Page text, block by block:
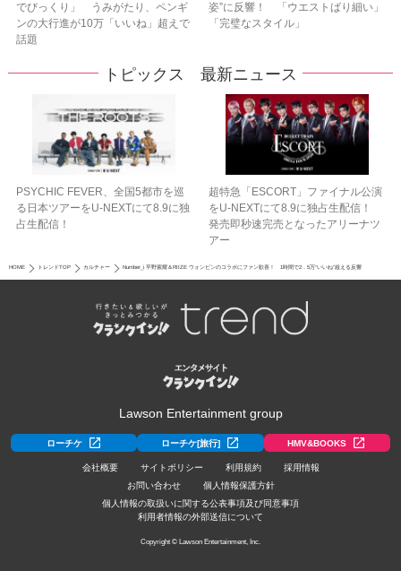
でびっくり」 うみがたり、ペンギ
ンの大行進が10万「いいね」超えで
話題
姿”に反響！ 「ウエストばり細い」
「完璧なスタイル」
トピックス 最新ニュース
PSYCHIC FEVER、全国5都市を巡
る日本ツアーをU‐NEXTにて8.9に独
占生配信！
超特急「ESCORT」ファイナル公演
をU-NEXTにて8.9に独占生配信！
発売即秒速完売となったアリーナツ
アー
HOME トレンドTOP カルチャー Number_i 平野紫耀＆RIIZE ウォンビンのコラボにファン歓喜！ 1時間で2．5万“いいね”超える反響
Lawson Entertainment group
ローチケ ローチケ[旅行] HMV&BOOKS
会社概要 サイトポリシー 利用規約
採用情報
お問い合わせ
個人情報保護方針
個人情報の取扱いに関する公表事項及び同意事項
利用者情報の外部送信について
Copyright © Lawson Entertainment, Inc.